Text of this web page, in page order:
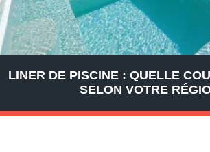
LINER DE PISCINE : QUELLE
SELON VOTRE